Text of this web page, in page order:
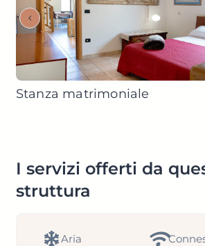
Stanza matrimoniale
I servizi offerti da
struttura
Aria